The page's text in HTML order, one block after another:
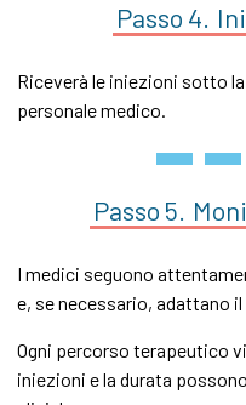
Passo 4.
Riceverà le iniezioni sotto
personale medico.
Passo 5.
I medici seguono
e, se necessario, adattano
Ogni percorso terapeutico
iniezioni e la durata